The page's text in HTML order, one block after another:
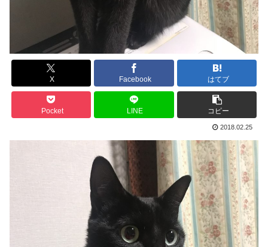
X Facebook はてブ
Pocket LINE コピー
2018.02.25